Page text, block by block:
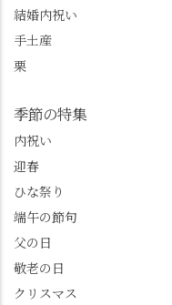
@nagaokakyo_tourism ふ
@furufuru_nagaokakyo
物価の値上がりが激し
結婚内祝い
手土産
栗
季節の特集
内祝い
迎春
ひな祭り
端午の節句
父の日
敬老の日
クリスマス